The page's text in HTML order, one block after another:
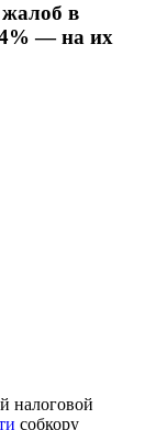
в
— на их
налоговой
собкору